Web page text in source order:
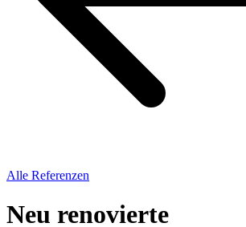
Alle Referenzen
Neu renovierte